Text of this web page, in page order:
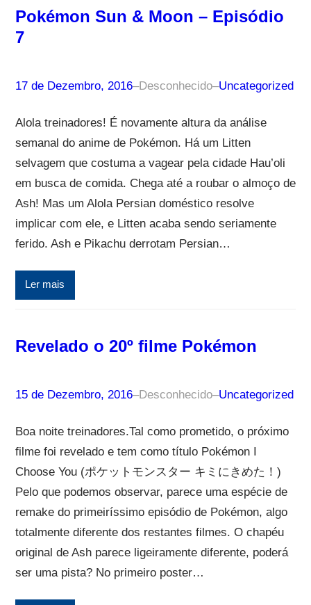
Pokémon Sun & Moon – Episódio
7
17 de Dezembro, 2016–Desconhecido–Uncategorized
Alola treinadores! É novamente altura da análise
semanal do anime de Pokémon. Há um Litten
selvagem que costuma a vagear pela cidade Hau’oli
em busca de comida. Chega até a roubar o almoço de
Ash! Mas um Alola Persian doméstico resolve
implicar com ele, e Litten acaba sendo seriamente
ferido. Ash e Pikachu derrotam Persian…
Ler mais
Revelado o 20º filme Pokémon
15 de Dezembro, 2016–Desconhecido–Uncategorized
Boa noite treinadores.Tal como prometido, o próximo
filme foi revelado e tem como título Pokémon I
Choose You (ポケットモンスター キミにきめた！)
Pelo que podemos observar, parece uma espécie de
remake do primeiríssimo episódio de Pokémon, algo
totalmente diferente dos restantes filmes. O chapéu
original de Ash parece ligeiramente diferente, poderá
ser uma pista? No primeiro poster…